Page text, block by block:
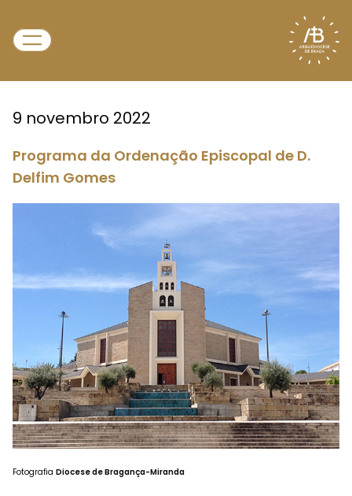
9 novembro 2022
Programa da Ordenação Episcopal de D.
Delfim Gomes
Fotografia Diocese de Bragança-Miranda